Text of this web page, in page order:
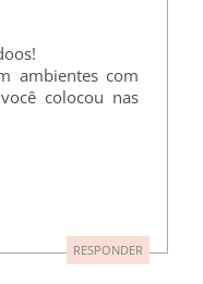
ambientes com
colocou nas
RESPONDER